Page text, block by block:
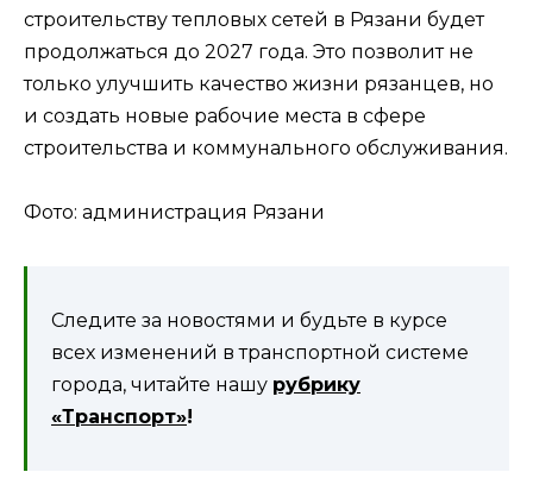
строительству тепловых сетей в Рязани будет
продолжаться до 2027 года. Это позволит не
только улучшить качество жизни рязанцев, но
и создать новые рабочие места в сфере
строительства и коммунального обслуживания.
Фото: администрация Рязани
Следите за новостями и будьте в курсе
всех изменений в транспортной системе
города, читайте нашу рубрику
«Транспорт»!